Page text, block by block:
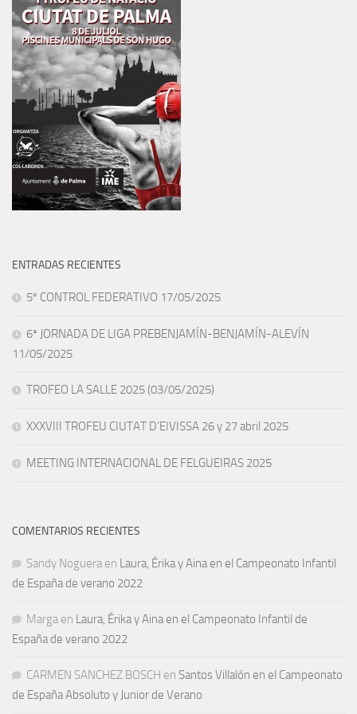
ENTRADAS RECIENTES
5º CONTROL FEDERATIVO 17/05/2025
6ª JORNADA DE LIGA PREBENJAMÍN-BENJAMÍN-ALEVÍN
11/05/2025
TROFEO LA SALLE 2025 (03/05/2025)
XXXVIII TROFEU CIUTAT D’EIVISSA 26 y 27 abril 2025
MEETING INTERNACIONAL DE FELGUEIRAS 2025
COMENTARIOS RECIENTES
Sandy Noguera en Laura, Érika y Aina en el Campeonato Infantil
de España de verano 2022
Marga en Laura, Érika y Aina en el Campeonato Infantil de
España de verano 2022
CARMEN SANCHEZ BOSCH en Santos Villalón en el Campeonato
de España Absoluto y Junior de Verano